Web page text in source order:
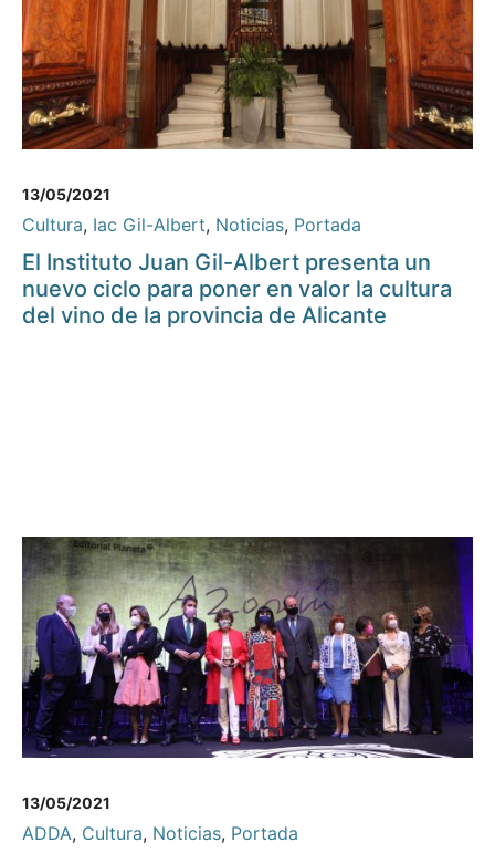
13/05/2021
Cultura, Iac Gil-Albert, Noticias, Portada
El Instituto Juan Gil-Albert presenta un
nuevo ciclo para poner en valor la cultura
del vino de la provincia de Alicante
13/05/2021
ADDA, Cultura, Noticias, Portada